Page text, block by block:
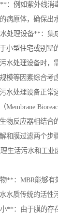
：例如紫外线消
病原体，确保出
处理设备**：集
小型住宅或别墅
水处理设备时，
模等因素综合考
水处理设备正常
Membrane
物反应器相结合
和膜过滤两个步
生活污水和工业
**：MBR能够有
水质传统的活性
**：由于膜的存